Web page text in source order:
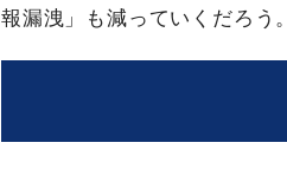
報漏洩」も減っていくだろう。